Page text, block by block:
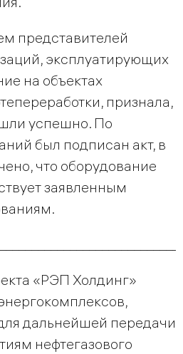
представителей
эксплуатирующих
на объектах
признала,
успешно. По
был подписан акт, в
что оборудование
заявленным
«РЭП Холдинг»
дальнейшей передачи
нефтегазового